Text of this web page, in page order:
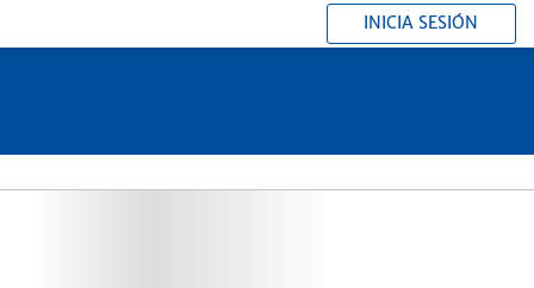
INICIA SESIÓN